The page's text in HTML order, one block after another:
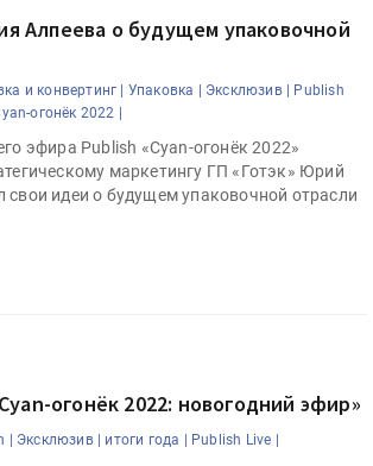
Алпеева о будущем упаковочной
и конвертинг | Упаковка | Эксклюзив |
Publish
огонёк 2022 |
эфира Publish «Cyan-огонёк 2022»
маркетингу ГП «Готэк» Юрий
свои идеи о будущем упаковочной отрасли
огонёк 2022: новогодний эфир»
Эксклюзив | итоги года | Publish Live |